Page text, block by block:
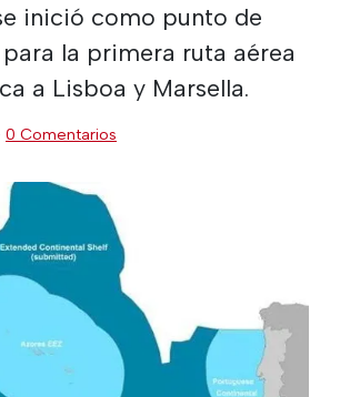
inició como punto de
la primera ruta aérea
a Lisboa y Marsella.
0 Comentarios